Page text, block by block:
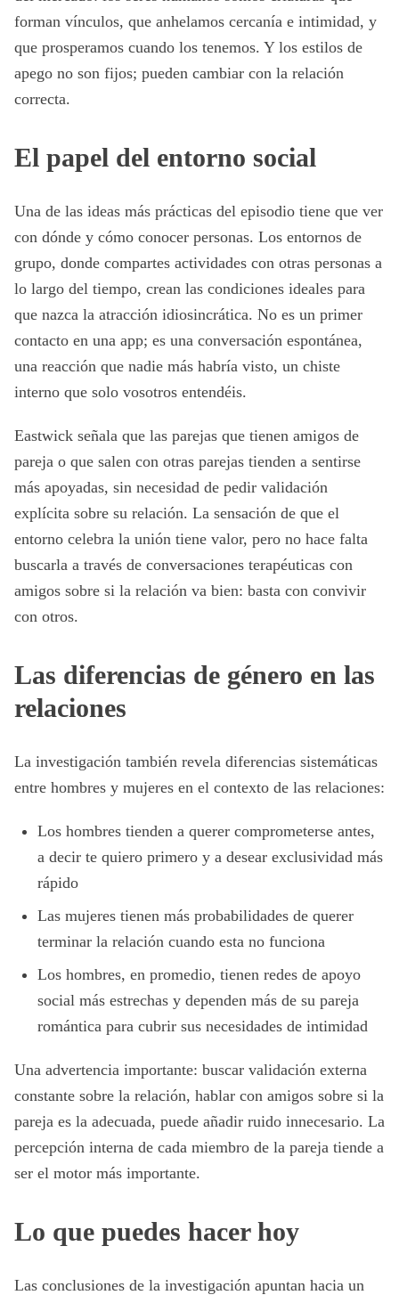
forman vínculos, que anhelamos cercanía e intimidad, y
que prosperamos cuando los tenemos. Y los estilos de
apego no son fijos; pueden cambiar con la relación
correcta.
El papel del entorno social
Una de las ideas más prácticas del episodio tiene que ver
con dónde y cómo conocer personas. Los entornos de
grupo, donde compartes actividades con otras personas a
lo largo del tiempo, crean las condiciones ideales para
que nazca la atracción idiosincrática. No es un primer
contacto en una app; es una conversación espontánea,
una reacción que nadie más habría visto, un chiste
interno que solo vosotros entendéis.
Eastwick señala que las parejas que tienen amigos de
pareja o que salen con otras parejas tienden a sentirse
más apoyadas, sin necesidad de pedir validación
explícita sobre su relación. La sensación de que el
entorno celebra la unión tiene valor, pero no hace falta
buscarla a través de conversaciones terapéuticas con
amigos sobre si la relación va bien: basta con convivir
con otros.
Las diferencias de género en las
relaciones
La investigación también revela diferencias sistemáticas
entre hombres y mujeres en el contexto de las relaciones:
Los hombres tienden a querer comprometerse antes,
a decir te quiero primero y a desear exclusividad más
rápido
Las mujeres tienen más probabilidades de querer
terminar la relación cuando esta no funciona
Los hombres, en promedio, tienen redes de apoyo
social más estrechas y dependen más de su pareja
romántica para cubrir sus necesidades de intimidad
Una advertencia importante: buscar validación externa
constante sobre la relación, hablar con amigos sobre si la
pareja es la adecuada, puede añadir ruido innecesario. La
percepción interna de cada miembro de la pareja tiende a
ser el motor más importante.
Lo que puedes hacer hoy
Las conclusiones de la investigación apuntan hacia un